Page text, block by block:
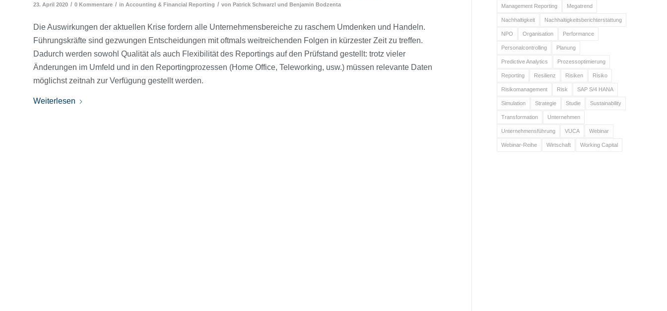
23. April 2020 / 0 Kommentare / in Accounting & Financial Reporting / von Patrick Schwarzl und Benjamin Bodzenta
Die Auswirkungen der aktuellen Krise fordern alle Unternehmensbereiche zu raschem Umdenken und Handeln.
Führungskräfte sind gezwungen Entscheidungen mit oftmals weitreichenden Folgen in kürzester Zeit zu treffen.
Dadurch werden sowohl Qualität als auch Flexibilität des Reportings auf den Prüfstand gestellt: trotz vieler
Änderungen im Umfeld und in den Reportingprozessen (Home Office, Teleworking, usw.) müssen relevante Daten
möglichst zeitnah zur Verfügung gestellt werden.
Weiterlesen
Management Reporting Megatrend
Nachhaltigkeit Nachhaltigkeitsberichterstattung
NPO Organisation Performance
Personalcontrolling Planung
Predictive Analytics Prozessoptimierung
Reporting Resilienz Risiken Risiko
Risikomanagement Risk SAP S/4 HANA
Simulation Strategie Studie Sustainability
Transformation Unternehmen
Unternehmensführung VUCA Webinar
Webinar-Reihe Wirtschaft Working Capital